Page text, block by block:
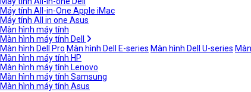
Máy tính All-in-One Apple iMac
Máy tính All in one Asus
Màn hình máy tính
Màn hình máy tính Dell
Màn hình Dell Pro Màn hình Dell E-series Màn hình Dell U-series
Màn hình máy tính HP
Màn hình máy tính Lenovo
Màn hình máy tính Samsung
Màn hình máy tính Asus